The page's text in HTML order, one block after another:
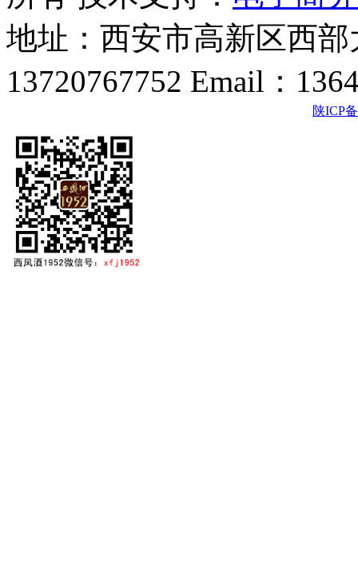
地址：西安市高新区西
13720767752 Email：
陕ICP